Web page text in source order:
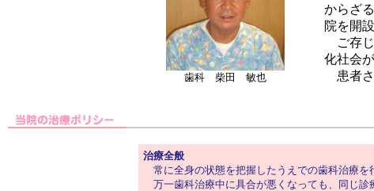
歯科 柴田 敏也
からざ
院を開
ご存じ
化社会
患者さ
治療全般
常に全身の状態を把握したうえでの歯科治療を
万一歯科治療中に具合が悪くなっても、同じ診